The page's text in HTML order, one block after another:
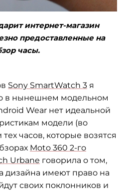
интернет-магазин
предоставленные на
часы.
Sony SmartWatch 3 я
в нынешнем модельном
Wear нет идеальной
модели (во
часов, которые возятся
Moto 360 2-го
Urbane говорила о том,
дизайна имеют право на
своих поклонников и